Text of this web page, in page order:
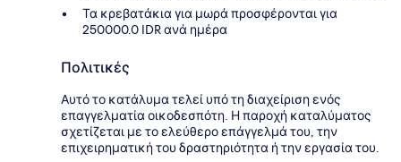
Τα κρεβατάκια για μωρά προσφέρονται για
250000.0 IDR ανά ημέρα
Πολιτικές
Αυτό το κατάλυμα τελεί υπό τη διαχείριση ενός
επαγγελματία οικοδεσπότη. Η παροχή καταλύματος
σχετίζεται με το ελεύθερο επάγγελμά του, την
επιχειρηματική του δραστηριότητα ή την εργασία του.